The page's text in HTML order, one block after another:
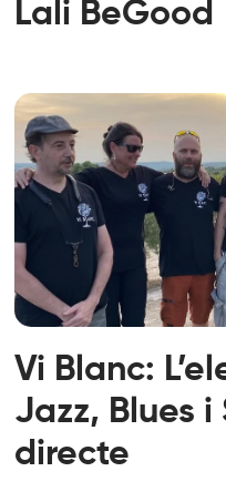
Lali BeGood
Vi Blanc:
Jazz, Blues i
directe